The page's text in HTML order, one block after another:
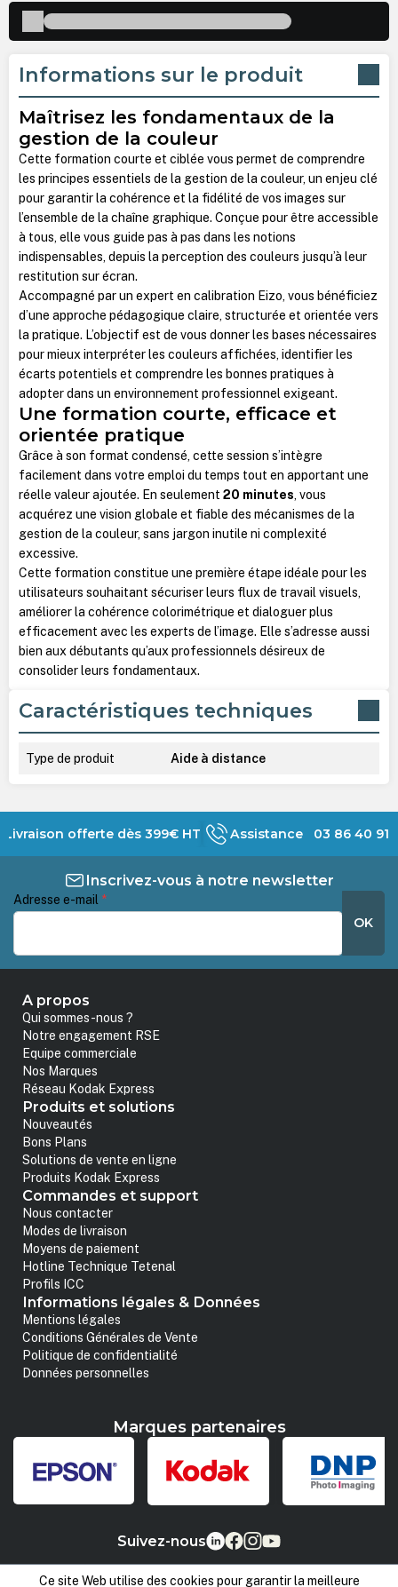
Informations sur le produit
Maîtrisez les fondamentaux de la
gestion de la couleur
Cette formation courte et ciblée vous permet de comprendre
les principes essentiels de la gestion de la couleur, un enjeu clé
pour garantir la cohérence et la fidélité de vos images sur
l’ensemble de la chaîne graphique. Conçue pour être accessible
à tous, elle vous guide pas à pas dans les notions
indispensables, depuis la perception des couleurs jusqu’à leur
restitution sur écran.
Accompagné par un expert en calibration Eizo, vous bénéficiez
d’une approche pédagogique claire, structurée et orientée vers
la pratique. L’objectif est de vous donner les bases nécessaires
pour mieux interpréter les couleurs affichées, identifier les
écarts potentiels et comprendre les bonnes pratiques à
adopter dans un environnement professionnel exigeant.
Une formation courte, efficace et
orientée pratique
Grâce à son format condensé, cette session s’intègre
facilement dans votre emploi du temps tout en apportant une
réelle valeur ajoutée. En seulement 20 minutes, vous
acquérez une vision globale et fiable des mécanismes de la
gestion de la couleur, sans jargon inutile ni complexité
excessive.
Cette formation constitue une première étape idéale pour les
utilisateurs souhaitant sécuriser leurs flux de travail visuels,
améliorer la cohérence colorimétrique et dialoguer plus
efficacement avec les experts de l’image. Elle s’adresse aussi
bien aux débutants qu’aux professionnels désireux de
consolider leurs fondamentaux.
Caractéristiques techniques
Type de produit Aide à distance
Livraison offerte dès 399€ HT Assistance 03 86 40 91
Inscrivez-vous à notre newsletter
Adresse e-mail *
OK
A propos
Qui sommes-nous ?
Notre engagement RSE
Equipe commerciale
Nos Marques
Réseau Kodak Express
Produits et solutions
Nouveautés
Bons Plans
Solutions de vente en ligne
Produits Kodak Express
Commandes et support
Nous contacter
Modes de livraison
Moyens de paiement
Hotline Technique Tetenal
Profils ICC
Informations légales & Données
Mentions légales
Conditions Générales de Vente
Politique de confidentialité
Données personnelles
Marques partenaires
Suivez-nous
Ce site Web utilise des cookies pour garantir la meilleure